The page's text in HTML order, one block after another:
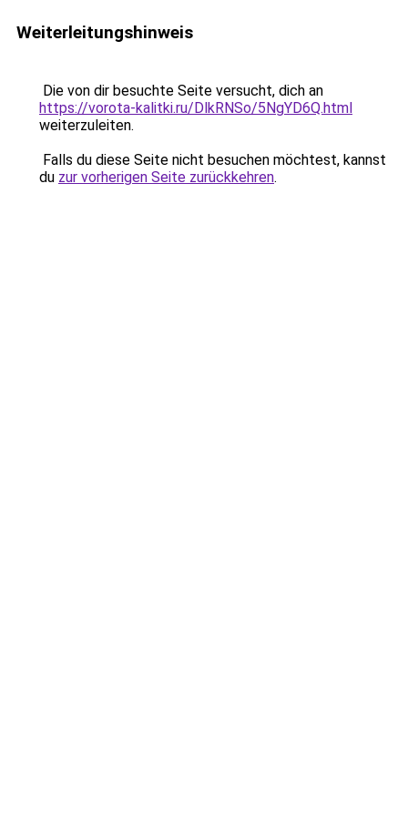
Weiterleitungshinweis
Die von dir besuchte Seite versucht, dich an
https://vorota-kalitki.ru/DlkRNSo/5NgYD6Q.html
weiterzuleiten.
Falls du diese Seite nicht besuchen möchtest, kannst
du zur vorherigen Seite zurückkehren.